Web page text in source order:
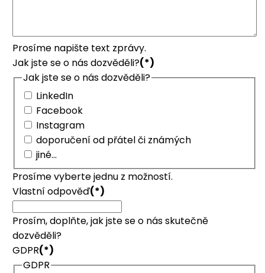
Prosíme napište text zprávy.
Jak jste se o nás dozvěděli?(*)
Jak jste se o nás dozvěděli?
LinkedIn
Facebook
Instagram
doporučení od přátel či známých
jiné...
Prosíme vyberte jednu z možností.
Vlastní odpověď(*)
Prosím, doplňte, jak jste se o nás skutečně
dozvěděli?
GDPR(*)
GDPR